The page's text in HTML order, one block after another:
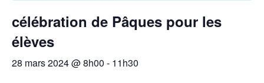
célébration de Pâques pour les
élèves
28 mars 2024 @ 8h00 - 11h30